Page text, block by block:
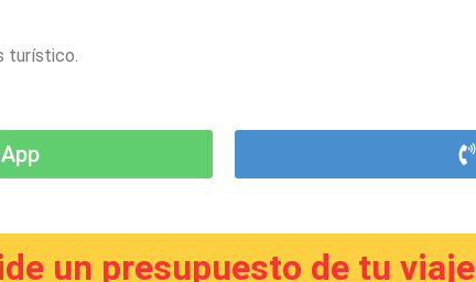
turístico.
un presupuesto de tu viaje